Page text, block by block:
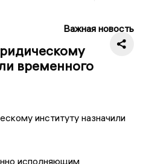
Важная новость
временного
исполняющим